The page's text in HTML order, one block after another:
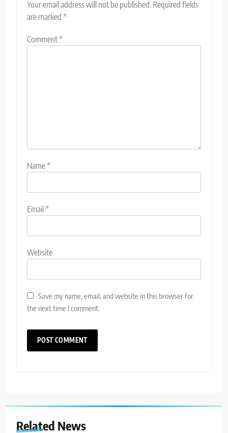
Your email address will not be published. Required fields
are marked *
Comment*
Name*
Email *
Website
Save my name, email, and website in this browser for
the next time I comment.
Related News